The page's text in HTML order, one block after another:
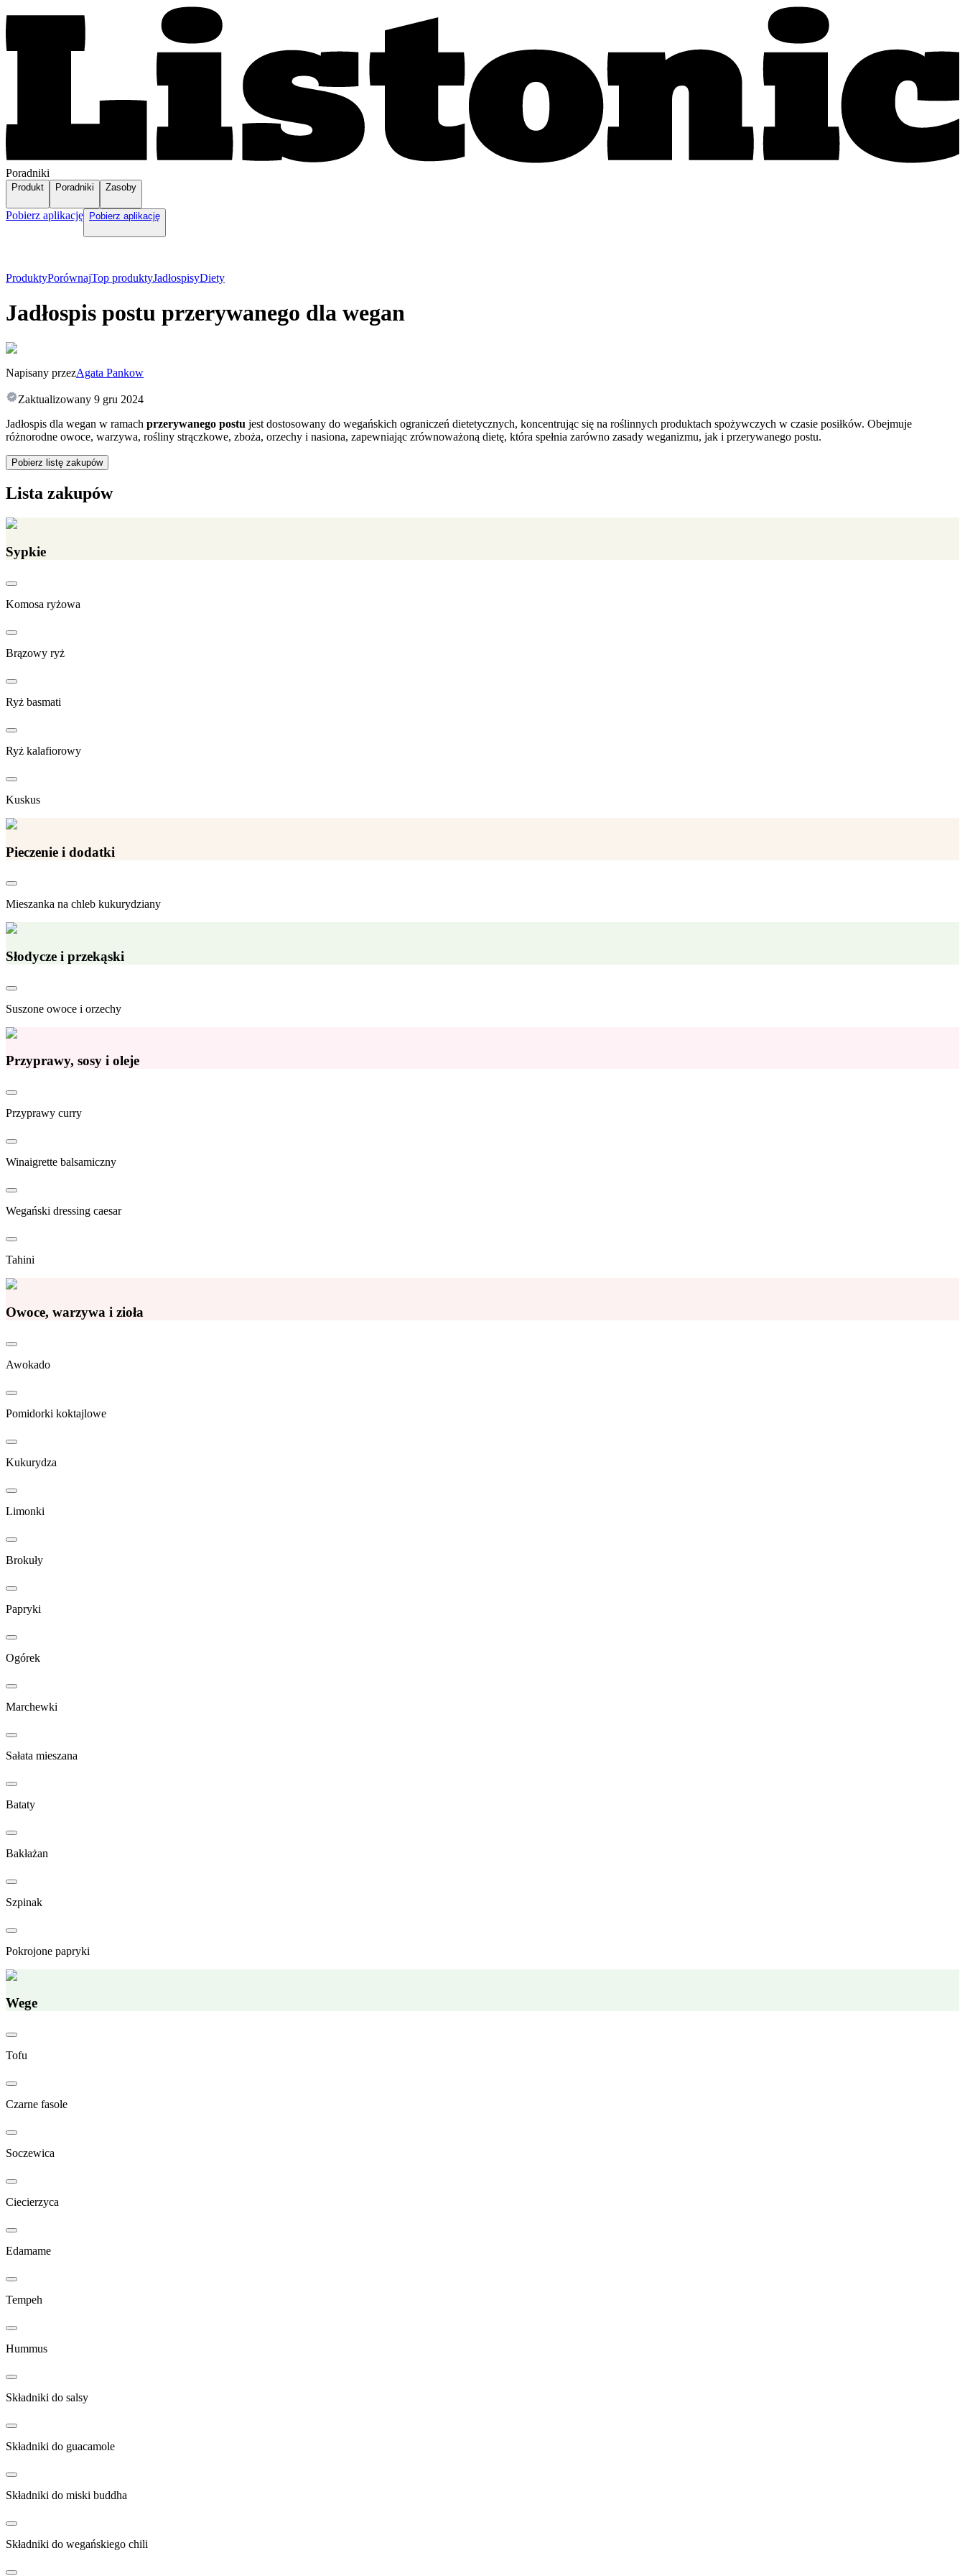
Poradniki
Produkt Poradniki Zasoby
Pobierz aplikację Pobierz aplikację
ProduktyPorównajTop produktyJadłospisyDiety
Jadłospis postu przerywanego dla wegan
Napisany przezAgata Pankow
Zaktualizowany 9 gru 2024
Jadłospis dla wegan w ramach przerywanego postu jest dostosowany do wegańskich ograniczeń dietetycznych, koncentrując się na roślinnych produktach spożywczych w czasie posiłków. Obejmuje
różnorodne owoce, warzywa, rośliny strączkowe, zboża, orzechy i nasiona, zapewniając zrównoważoną dietę, która spełnia zarówno zasady weganizmu, jak i przerywanego postu.
Pobierz listę zakupów
Lista zakupów
Sypkie
Komosa ryżowa
Brązowy ryż
Ryż basmati
Ryż kalafiorowy
Kuskus
Pieczenie i dodatki
Mieszanka na chleb kukurydziany
Słodycze i przekąski
Suszone owoce i orzechy
Przyprawy, sosy i oleje
Przyprawy curry
Winaigrette balsamiczny
Wegański dressing caesar
Tahini
Owoce, warzywa i zioła
Awokado
Pomidorki koktajlowe
Kukurydza
Limonki
Brokuły
Papryki
Ogórek
Marchewki
Sałata mieszana
Bataty
Bakłażan
Szpinak
Pokrojone papryki
Wege
Tofu
Czarne fasole
Soczewica
Ciecierzyca
Edamame
Tempeh
Hummus
Składniki do salsy
Składniki do guacamole
Składniki do miski buddha
Składniki do wegańskiego chili